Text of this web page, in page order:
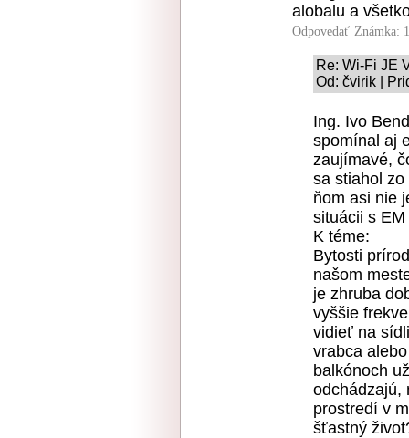
alobalu a
Odpovedať Známka:
Re: Wi-Fi JE
Od: čvirik |
Ing. Ivo
spomínal aj
zaujímavé,
sa stiahol
ňom asi nie
situácii s
K téme:
Bytosti
našom
je zhruba
vyššie
vidieť na
vrabca
balkónoch
odchádzajú,
prostredí v
šťastný